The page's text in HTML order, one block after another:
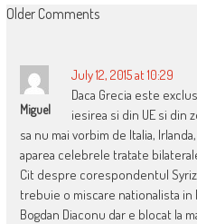
COMMENT
Older Comments
Miguel
July 12, 2015 at 10:29
Daca Grecia este
iesirea si din UE si din
sa nu mai vorbim de Italia,
aparea celebrele tratate
Cit despre corespondentul
trebuie o miscare nationalista in
Bogdan Diaconu dar e blocat la